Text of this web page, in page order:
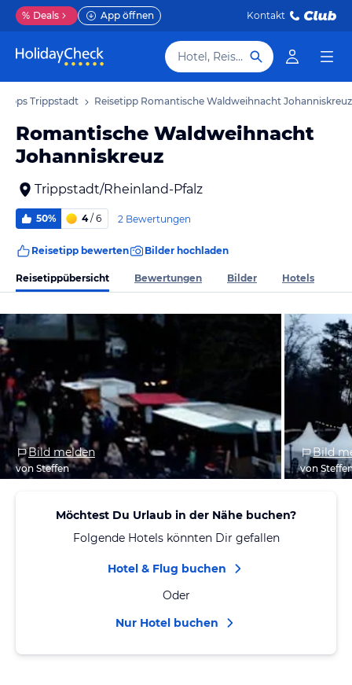
% Deals App öffnen Kontakt
Hotel, Reiseziel
Trippstadt Reisetipp Romantische Waldweihnacht Johanniskreuz
Romantische Waldweihnacht
Johanniskreuz
Trippstadt/Rheinland-Pfalz
50% 4/ 6 2 Bewertungen
Reisetipp bewerten Bilder hochladen
Reisetippübersicht Bewertungen Bilder Hotels
Bild melden
von Steffen
Bild
von
Möchtest Du Urlaub in der Nähe buchen?
Folgende Hotels könnten Dir gefallen
Hotel & Flug buchen
Oder
Nur Hotel buchen